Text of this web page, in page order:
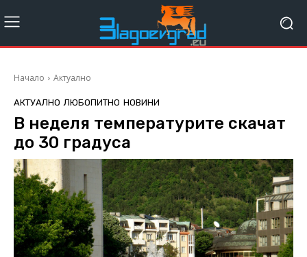
Начало Актуално
АКТУАЛНО ЛЮБОПИТНО НОВИНИ
В неделя температурите скачат
до 30 градуса